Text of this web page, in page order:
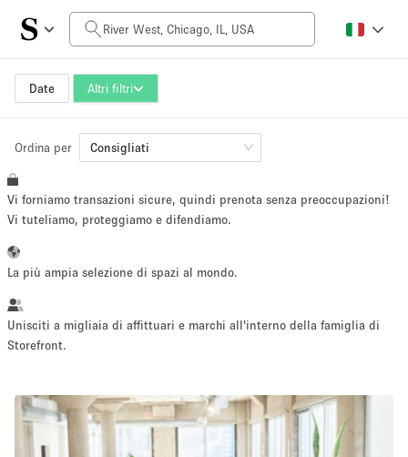
Date Altri filtri
Prezzo al giorno
$0
Dimensioni dello spazio
5000+ sq ft
~ 13 persone
artistico
Ordina per Consigliati
Vi forniamo transazioni sicure, quindi prenota senza preoccupazioni!
Vi tuteliamo, proteggiamo e difendiamo.
La più ampia selezione di spazi al mondo.
Unisciti a migliaia di affittuari e marchi all'interno della famiglia di
Storefront.